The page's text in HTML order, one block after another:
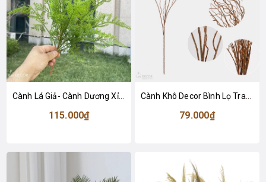
Cành Lá Giả- Cành Dương Xỉ Măng Giả Đẹp Tự Nhiên (54cm)- HC1463
115.000₫ 79.000₫